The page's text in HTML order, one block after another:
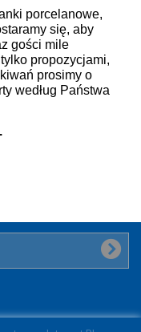
porcelanowe,
się, aby
gości mile
propozycjami,
prosimy o
według Państwa